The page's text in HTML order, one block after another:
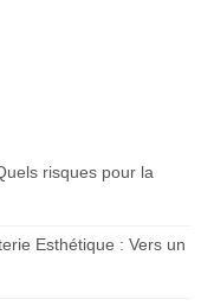
risques pour la
Esthétique : Vers un